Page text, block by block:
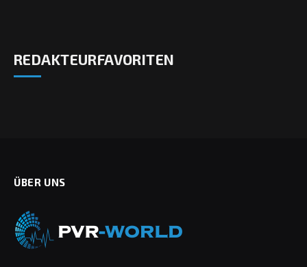
REDAKTEURFAVORITEN
ÜBER UNS